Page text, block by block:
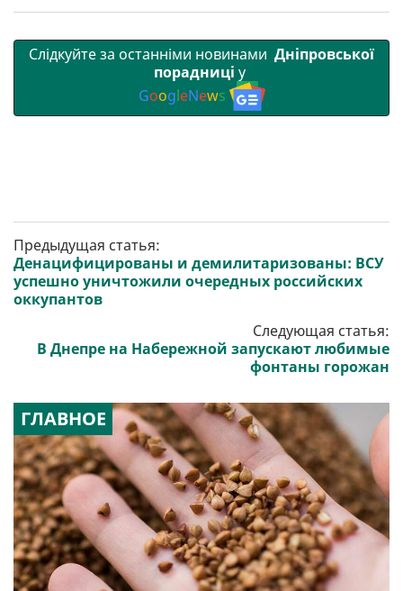
Слідкуйте за останніми новинами Дніпровської
порадниці у
GoogleNews
Предыдущая статья:
Денацифицированы и демилитаризованы: ВСУ
успешно уничтожили очередных российских
оккупантов
Следующая статья:
В Днепре на Набережной запускают любимые
фонтаны горожан
ГЛАВНОЕ